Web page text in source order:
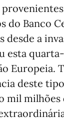
do Banco
desde a
esta
Europeia.
deste
mil milhões